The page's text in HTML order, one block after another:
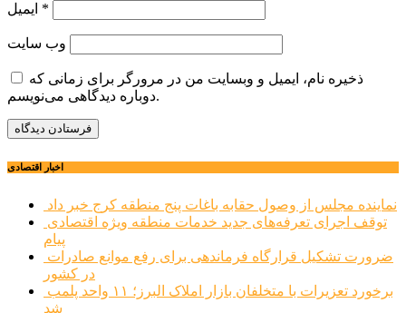
*
وب‌ سایت
ذخیره نام، ایمیل و وبسایت من در مرورگر برای زمانی که
دوباره دیدگاهی می‌نویسم.
اخبار اقتصادی
نماینده مجلس از وصول حقابه باغات پنج منطقه کرج خبر داد
پیام
در کشور
شد